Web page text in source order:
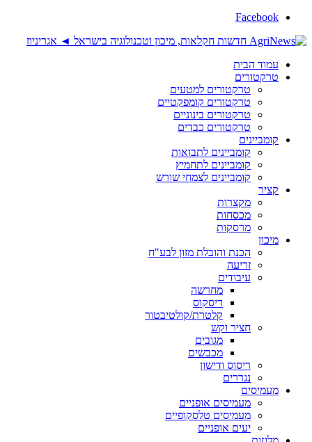
Facebook
עמוד הבית
טרקטורים
טרקטורים למטעים
טרקטורים קומפקטיים
טרקטורים בינוניים
טרקטורים כבדים
קומביינים
קומביינים לתבואות
קומביינים לתחמיץ
קומביינים לצמחי שורש
קציר
מקצרות
מכסחות
מרסקות
מיכון
הכנת והובלת מזון לבע"ח
זריעה
עיבודים
מחרשה
דיסקוס
קלטרת/קולטיבטור
חציר וקש
מגובים
מכבשים
ריסוס ודישון
נגררים
מעמיסים
מעמיסים אופניים
מעמיסים טלסקופיים
יעים אופניים